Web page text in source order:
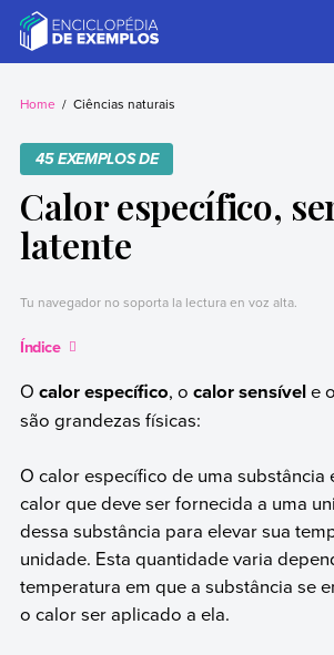
contentExemplos
Precisa de
temos.
Home Ciências naturais
45 EXEMPLOS DE
Calor específico,
latente
Tu navegador no soporta la lectura en voz alta.
Índice
O calor específico, o calor sensívele o
são grandezas físicas:
O calor específico de uma substância
calor que deve ser fornecida a uma
dessa substância para elevar sua
unidade. Esta quantidade varia
temperatura em que a substância se
o calor ser aplicado a ela.